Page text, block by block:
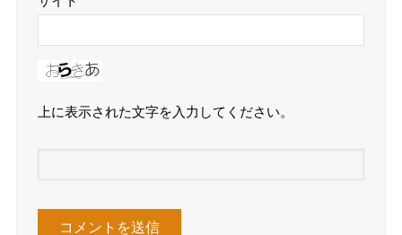
上に表示された文字を入力してください。